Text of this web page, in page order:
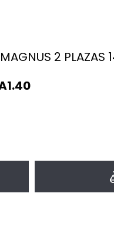
2 PLAZAS